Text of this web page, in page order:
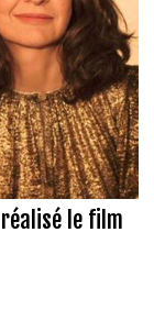
le film